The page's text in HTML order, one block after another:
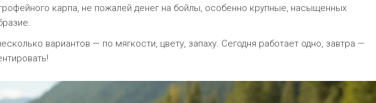
карпа, не пожалей денег на бойлы, особенно крупные, насыщенных
вариантов — по мягкости, цвету, запаху. Сегодня работает одно, завтра —